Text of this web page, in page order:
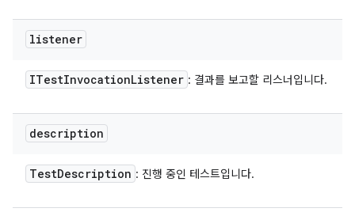
listener
ITestInvocationListener : 결과를 보고할 리스너입니다.
description
TestDescription : 진행 중인 테스트입니다.